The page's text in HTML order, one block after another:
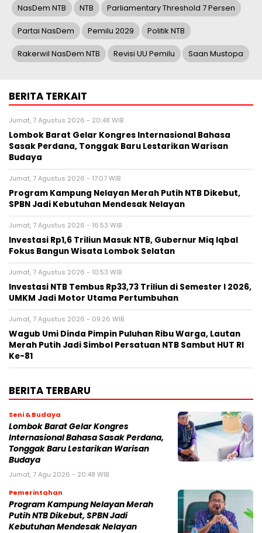
NasDem NTB NTB Parliamentary Threshold 7 Persen
Partai NasDem Pemilu 2029 Politik NTB
Rakerwil NasDem NTB Revisi UU Pemilu Saan Mustopa
BERITA TERKAIT
Jumat, 7 Agustus 2026 - 20:48 WIB
Lombok Barat Gelar Kongres Internasional Bahasa
Sasak Perdana, Tonggak Baru Lestarikan Warisan
Budaya
Jumat, 7 Agustus 2026 - 17:07 WIB
Program Kampung Nelayan Merah Putih NTB Dikebut,
SPBN Jadi Kebutuhan Mendesak Nelayan
Jumat, 7 Agustus 2026 - 16:53 WIB
Investasi Rp1,6 Triliun Masuk NTB, Gubernur Miq Iqbal
Fokus Bangun Wisata Lombok Selatan
Jumat, 7 Agustus 2026 - 10:53 WIB
Investasi NTB Tembus Rp33,73 Triliun di Semester I 2026,
UMKM Jadi Motor Utama Pertumbuhan
Jumat, 7 Agustus 2026 - 09:26 WIB
Wagub Umi Dinda Pimpin Puluhan Ribu Warga, Lautan
Merah Putih Jadi Simbol Persatuan NTB Sambut HUT RI
Ke-81
BERITA TERBARU
Seni & Budaya
Lombok Barat Gelar Kongres
Internasional Bahasa Sasak Perdana,
Tonggak Baru Lestarikan Warisan
Budaya
Jumat, 7 Agu 2026 - 20:48 WIB
Pemerintahan
Program Kampung Nelayan Merah
Putih NTB Dikebut, SPBN Jadi
Kebutuhan Mendesak Nelayan